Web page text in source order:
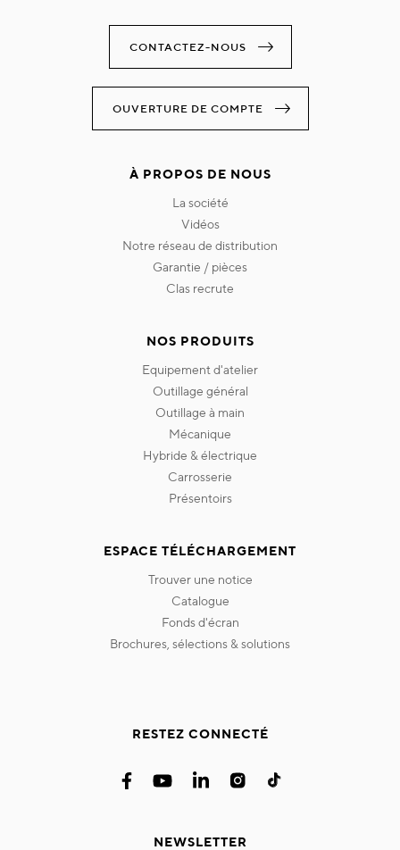
CONTACTEZ-NOUS
OUVERTURE DE COMPTE
À PROPOS DE NOUS
la société
vidéos
notre réseau de distribution
garantie / pièces
clas recrute
NOS PRODUITS
equipement d'atelier
outillage général
outillage à main
mécanique
hybride & électrique
carrosserie
présentoirs
ESPACE TÉLÉCHARGEMENT
trouver une notice
catalogue
fonds d'écran
brochures, sélections & solutions
RESTEZ CONNECTÉ
NEWSLETTER